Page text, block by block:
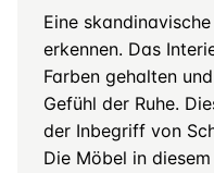
Eine
erkennen. Das
Farben gehalten
Gefühl der Ruhe.
der Inbegriff von
Die Möbel in